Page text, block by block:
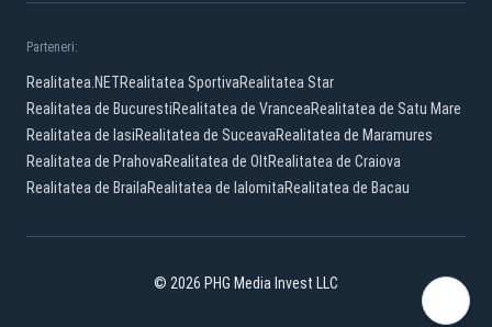
Parteneri:
Realitatea.NETRealitatea SportivaRealitatea Star
Realitatea de BucurestiRealitatea de VranceaRealitatea de Satu Mare
Realitatea de IasiRealitatea de SuceavaRealitatea de Maramures
Realitatea de PrahovaRealitatea de OltRealitatea de Craiova
Realitatea de BrailaRealitatea de IalomitaRealitatea de Bacau
© 2026 PHG Media Invest LLC